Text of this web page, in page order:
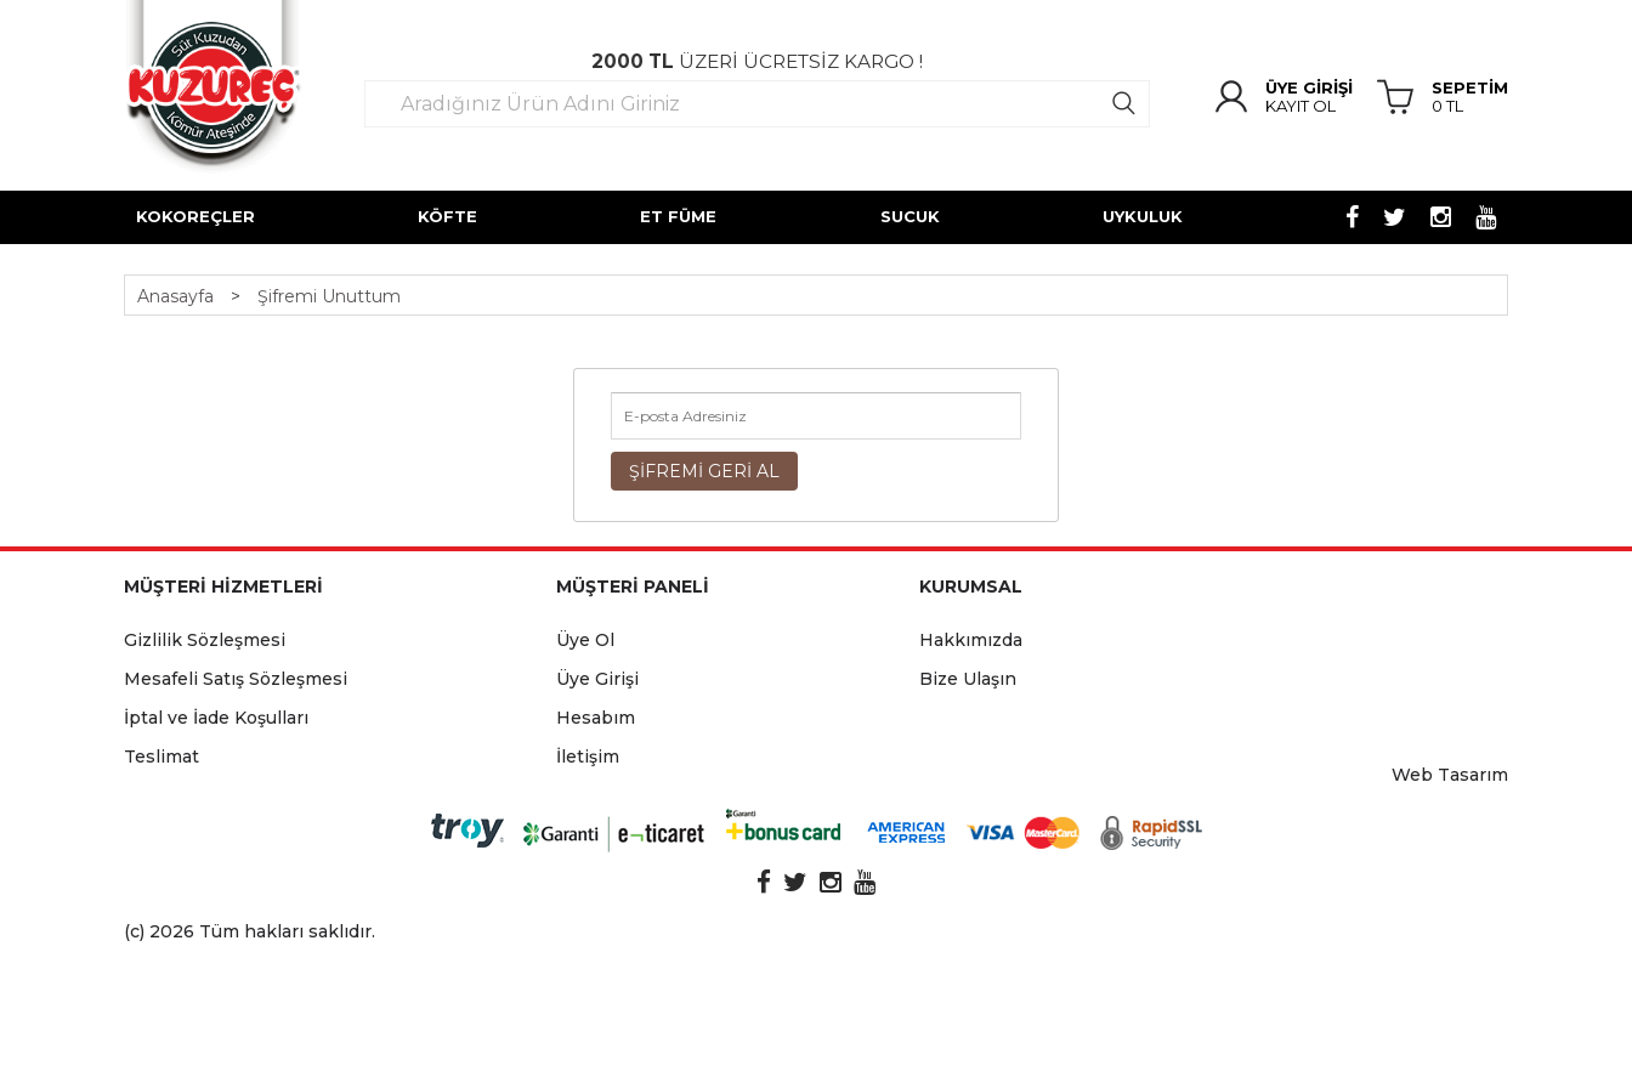
2000 TL ÜZERİ ÜCRETSİZ KARGO !
ÜYE GİRİŞİ
KAYIT OL
SEPETİM
0TL
KOKOREÇLER KÖFTE ET FÜME SUCUK UYKULUK
Anasayfa > Şifremi Unuttum
ŞİFREMİ GERİ AL
MÜŞTERİ HİZMETLERİ
Gizlilik Sözleşmesi
Mesafeli Satış Sözleşmesi
İptal ve İade Koşulları
Teslimat
MÜŞTERİ PANELİ
Üye Ol
Üye Girişi
Hesabım
İletişim
KURUMSAL
Hakkımızda
Bize Ulaşın
Web Tasarım
(c) 2026 Tüm hakları saklıdır.